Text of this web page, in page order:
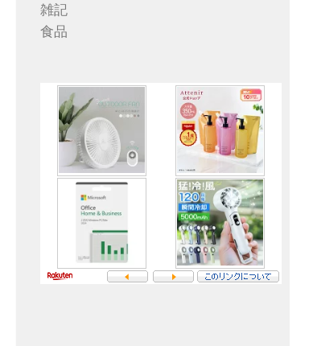
雑記
食品